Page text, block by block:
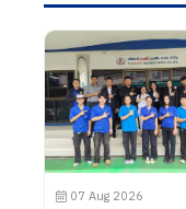
พฤษภาคม 2569 ณ
คบางนา เมื่อวันที่
07 Aug 2026